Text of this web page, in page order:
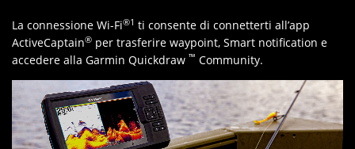
La connessione Wi-Fi®1 ti consente di connetterti all’app
ActiveCaptain® per trasferire waypoint, Smart notification e
accedere alla Garmin Quickdraw ™ Community.